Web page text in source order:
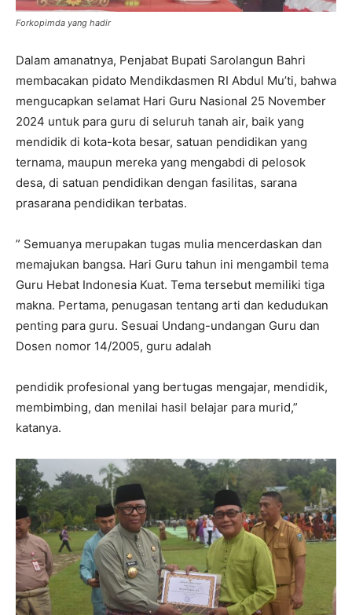
Forkopimda yang hadir
Dalam amanatnya, Penjabat Bupati Sarolangun Bahri
membacakan pidato Mendikdasmen RI Abdul Mu’ti, bahwa
mengucapkan selamat Hari Guru Nasional 25 November
2024 untuk para guru di seluruh tanah air, baik yang
mendidik di kota-kota besar, satuan pendidikan yang
ternama, maupun mereka yang mengabdi di pelosok
desa, di satuan pendidikan dengan fasilitas, sarana
prasarana pendidikan terbatas.
” Semuanya merupakan tugas mulia mencerdaskan dan
memajukan bangsa. Hari Guru tahun ini mengambil tema
Guru Hebat Indonesia Kuat. Tema tersebut memiliki tiga
makna. Pertama, penugasan tentang arti dan kedudukan
penting para guru. Sesuai Undang-undangan Guru dan
Dosen nomor 14/2005, guru adalah
pendidik profesional yang bertugas mengajar, mendidik,
membimbing, dan menilai hasil belajar para murid,”
katanya.